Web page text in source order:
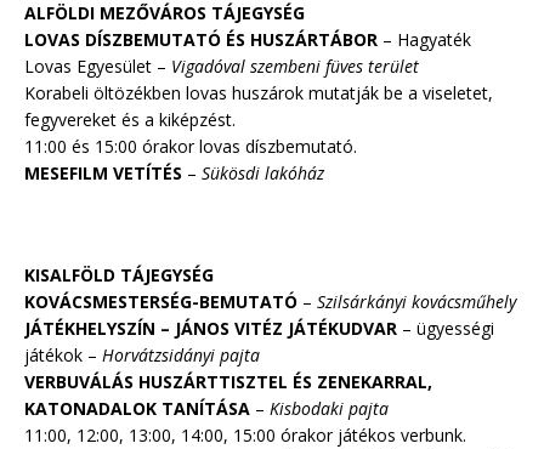
ALFÖLDI MEZŐVÁROS TÁJEGYSÉG
LOVAS DÍSZBEMUTATÓ ÉS HUSZÁRTÁBOR – Hagyaték
Lovas Egyesület – Vigadóval szembeni füves terület
Korabeli öltözékben lovas huszárok mutatják be a viseletet,
fegyvereket és a kiképzést.
11:00 és 15:00 órakor lovas díszbemutató.
MESEFILM VETÍTÉS – Sükösdi lakóház
KISALFÖLD TÁJEGYSÉG
KOVÁCSMESTERSÉG-BEMUTATÓ – Szilsárkányi kovácsműhely
JÁTÉKHELYSZÍN – JÁNOS VITÉZ JÁTÉKUDVAR – ügyességi
játékok – Horvátzsidányi pajta
VERBUVÁLÁS HUSZÁRTTISZTEL ÉS ZENEKARRAL,
KATONADALOK TANÍTÁSA – Kisbodaki pajta
11:00, 12:00, 13:00, 14:00, 15:00 órakor játékos verbunk.